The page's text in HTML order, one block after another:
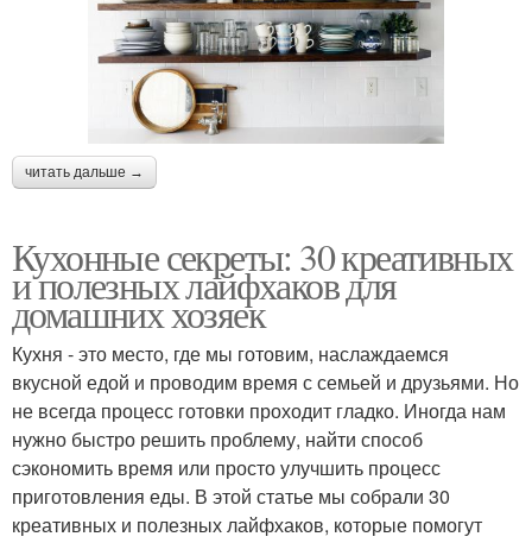
читать дальше →
Кухонные секреты: 30 креативных
и полезных лайфхаков для
домашних хозяек
Кухня - это место, где мы готовим, наслаждаемся
вкусной едой и проводим время с семьей и друзьями. Но
не всегда процесс готовки проходит гладко. Иногда нам
нужно быстро решить проблему, найти способ
сэкономить время или просто улучшить процесс
приготовления еды. В этой статье мы собрали 30
креативных и полезных лайфхаков, которые помогут